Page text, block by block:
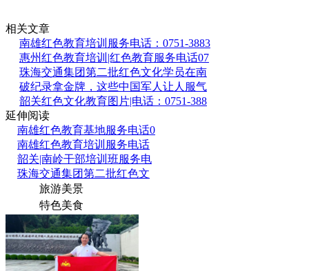
相关文章
南雄红色教育培训服务电话：0751-3883
惠州红色教育培训|红色教育服务电话07
珠海交通集团第二批红色文化学员在南
破纪录拿金牌，这些中国军人让人服气
韶关红色文化教育图片|电话：0751-388
延伸阅读
南雄红色教育基地服务电话0
南雄红色教育培训服务电话
韶关|南岭干部培训班服务电
珠海交通集团第二批红色文
旅游美景
特色美食